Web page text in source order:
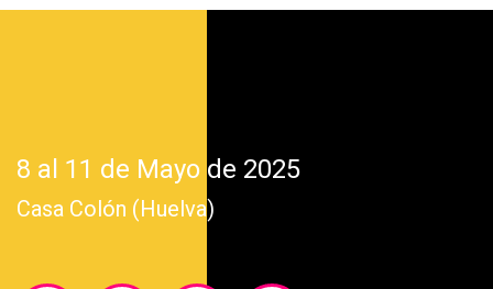
8 al 11 de Mayo de 2025
Casa Colón (Huelva)